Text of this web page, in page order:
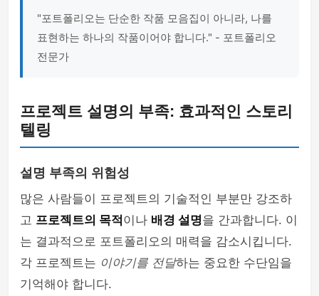
"포트폴리오는 단순한 작품 모음집이 아니라, 나를
표현하는 하나의 작품이어야 합니다." - 포트폴리오
전문가
프로젝트 설명의 부족: 효과적인 스토리
텔링
설명 부족의 위험성
많은 사람들이 프로젝트의 기술적인 부분만 강조하
고 프로젝트의 목적이나 배경 설명을 간과합니다. 이
는 결과적으로 포트폴리오의 매력을 감소시킵니다.
각 프로젝트는 이야기를 전달하는 중요한 수단임을
기억해야 합니다.